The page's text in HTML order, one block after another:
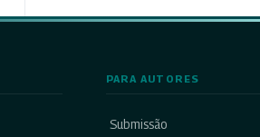
PARA AUTORES
Submissão